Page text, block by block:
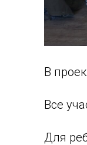
В
Все
Для